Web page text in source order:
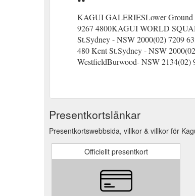
KAGUI GALERIESLower Ground
9267 4800KAGUI WORLD
St.Sydney - NSW 2000(02) 7209
480 Kent St.Sydney - NSW
WestfieldBurwood- NSW 2134(02)
Presentkortslänkar
Presentkortswebbsida, villkor & villkor för
Officiellt presentkort